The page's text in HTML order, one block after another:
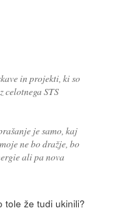
in projekti, ki so
celotnega STS
je samo, kaj
ne bo dražje, bo
ali pa nova
tole že tudi ukinili?